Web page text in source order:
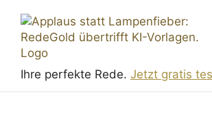
content
Ihre perfekte Rede. Jetzt gratis